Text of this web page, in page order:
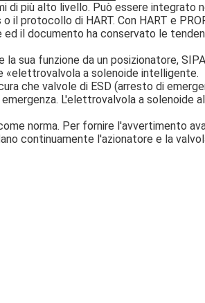
di più alto livello. Può essere integrato
il protocollo di HART. Con HART e
il documento ha conservato le
sua funzione da un posizionatore,
«elettrovalvola a solenoide intelligente.
che valvole di ESD (arresto di
L'elettrovalvola a solenoide
norma. Per fornire l'avvertimento
continuamente l'azionatore e la